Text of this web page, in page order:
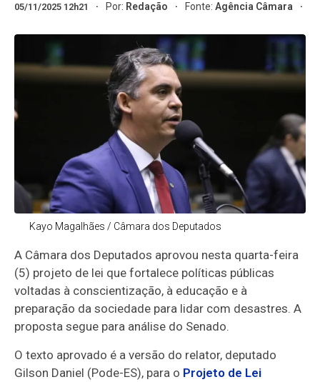
05/11/2025 12h21 Por: Redação Fonte:Agência Câmara
Kayo Magalhães / Câmara dos Deputados
A Câmara dos Deputados aprovou nesta quarta-feira
(5) projeto de lei que fortalece políticas públicas
voltadas à conscientização, à educação e à
preparação da sociedade para lidar com desastres. A
proposta segue para análise do Senado.
O texto aprovado é a versão do relator, deputado
Gilson Daniel (Pode-ES), para o Projeto de Lei